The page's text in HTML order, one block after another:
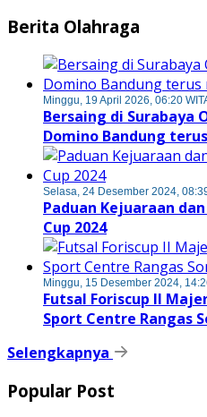
Berita Olahraga
Minggu, 19 April 2026, 06:20
Bersaing di Surabaya
Domino Bandung
Selasa, 24 Desember 2024,
Paduan Kejuaraan
Cup 2024
Minggu, 15 Desember 2024,
Futsal Foriscup II
Sport Centre Rangas
Selengkapnya
Popular Post